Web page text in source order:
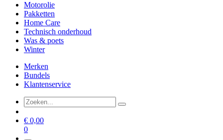
Motorolie
Pakketten
Home Care
Technisch onderhoud
Was & poets
Winter
Merken
Bundels
Klantenservice
€ 0,00
0